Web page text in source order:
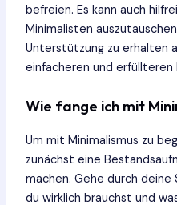
befreien. Es kann auch
Minimalisten
Unterstützung zu erhalten
einfacheren und erfüllteren
Wie fange ich mit
Um mit Minimalismus zu
zunächst eine
machen. Gehe durch deine
du wirklich brauchst und